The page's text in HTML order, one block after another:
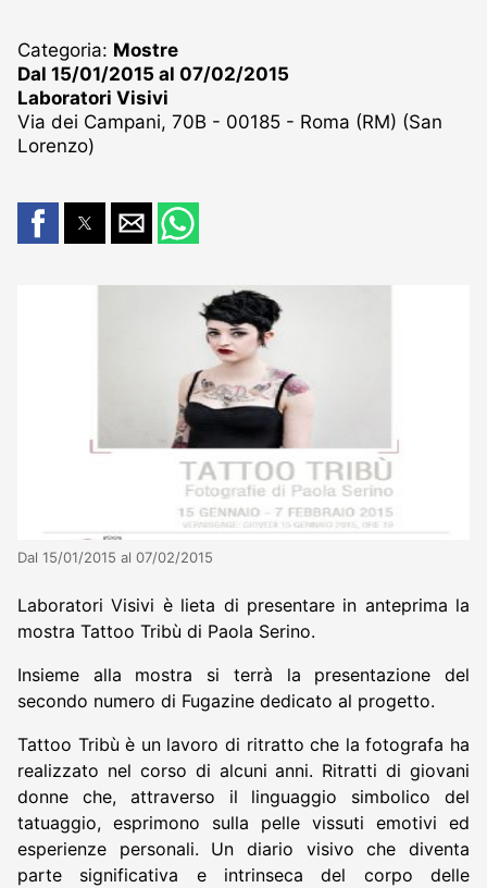
Categoria: Mostre
Dal 15/01/2015 al 07/02/2015
Laboratori Visivi
Via dei Campani, 70B - 00185 - Roma (RM) (San
Lorenzo)
Dal 15/01/2015 al 07/02/2015
Laboratori Visivi è lieta di presentare in anteprima la
mostra Tattoo Tribù di Paola Serino.
Insieme alla mostra si terrà la presentazione del
secondo numero di Fugazine dedicato al progetto.
Tattoo Tribù è un lavoro di ritratto che la fotografa ha
realizzato nel corso di alcuni anni. Ritratti di giovani
donne che, attraverso il linguaggio simbolico del
tatuaggio, esprimono sulla pelle vissuti emotivi ed
esperienze personali. Un diario visivo che diventa
parte significativa e intrinseca del corpo delle